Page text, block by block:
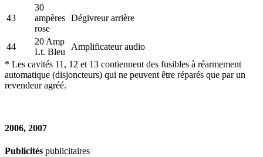
43
30
ampères
rose
Dégivreur arrière
44
20 Amp
Lt. Bleu
Amplificateur audio
* Les cavités 11, 12 et 13 contiennent des fusibles à réarmement
automatique (disjoncteurs) qui ne peuvent être réparés que par un
revendeur agréé.
2006, 2007
Publicités publicitaires